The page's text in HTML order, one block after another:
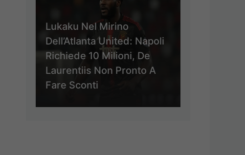
Lukaku Nel Mirino
Dell’Atlanta United: Napoli
Richiede 10 Milioni, De
Laurentiis Non Pronto A
Fare Sconti